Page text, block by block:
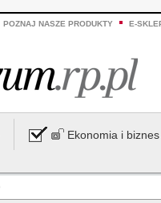
POZNAJ NASZE PRODUKTY E-
Ekonomia i biznes